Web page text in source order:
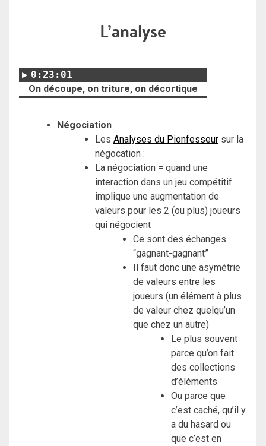
L’analyse
0:23:01
On découpe, on triture, on décortique
Négociation
Les Analyses du Pionfesseur sur la
négocation :
La négociation = quand une
interaction dans un jeu compétitif
implique une augmentation de
valeurs pour les 2 (ou plus) joueurs
qui négocient
Ce sont des échanges
“gagnant-gagnant”
Il faut donc une asymétrie
de valeurs entre les
joueurs (un élément à plus
de valeur chez quelqu’un
que chez un autre)
Le plus souvent
parce qu’on fait
des collections
d’éléments
Ou parce que
c’est caché, qu’il y
a du hasard ou
que c’est en